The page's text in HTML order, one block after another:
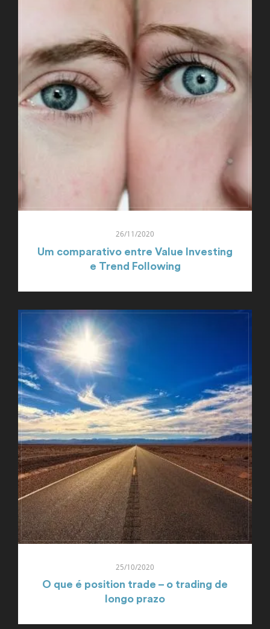
26/11/2020
Um comparativo entre Value Investing
e Trend Following
25/10/2020
O que é position trade – o trading de
longo prazo